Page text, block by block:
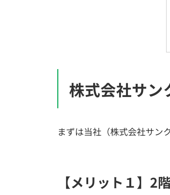
株式会社サン
まずは当社（株式会社サン
【メリット１】2